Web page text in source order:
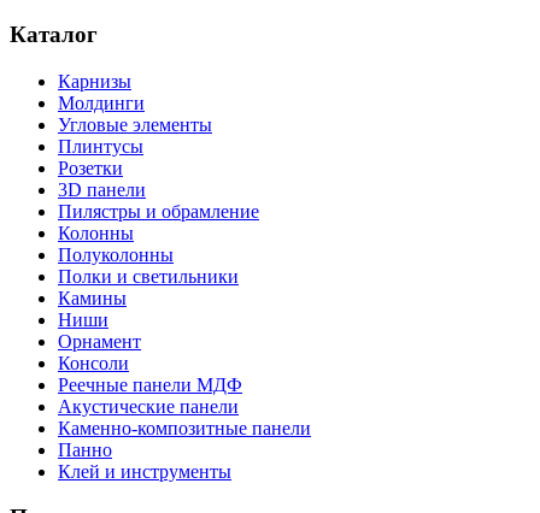
Каталог
Карнизы
Молдинги
Угловые элементы
Плинтусы
Розетки
3D панели
Пилястры и обрамление
Колонны
Полуколонны
Полки и светильники
Камины
Ниши
Орнамент
Консоли
Реечные панели МДФ
Акустические панели
Каменно-композитные панели
Панно
Клей и инструменты